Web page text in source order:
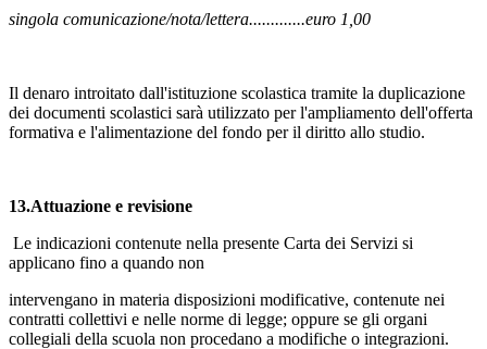
singola comunicazione/nota/lettera.............euro 1,00
Il denaro introitato dall'istituzione scolastica tramite la duplicazione
dei documenti scolastici sarà utilizzato per l'ampliamento dell'offerta
formativa e l'alimentazione del fondo per il diritto allo studio.
13.Attuazione e revisione
Le indicazioni contenute nella presente Carta dei Servizi si
applicano fino a quando non
intervengano in materia disposizioni modificative, contenute nei
contratti collettivi e nelle norme di legge; oppure se gli organi
collegiali della scuola non procedano a modifiche o integrazioni.